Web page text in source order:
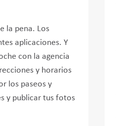
la pena. Los
aplicaciones. Y
con la agencia
y horarios
los paseos y
y publicar tus fotos